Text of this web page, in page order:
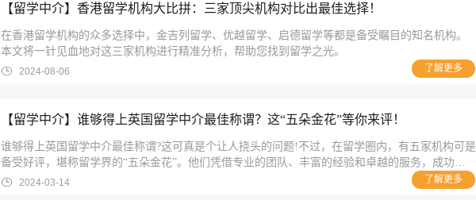
【留学中介】香港留学机构大比拼：三家顶尖机构对比出最佳选择！
在香港留学机构的众多选择中，金吉列留学、优越留学、启德留学等都是备受瞩目的知名机构。
本文将一针见血地对这三家机构进行精准分析，帮助您找到留学之光。
2024-08-06 了解更多
【留学中介】谁够得上英国留学中介最佳称谓？这“五朵金花”等你来评！
谁够得上英国留学中介最佳称谓?这可真是个让人挠头的问题!不过，在留学圈内，有五家机构可是
备受好评，堪称留学界的“五朵金花”。他们凭借专业的团队、丰富的经验和卓越的服务，成功帮
助无数学生实现了留学梦想。现在让我们看看他们到底有何过人之处吧~
2024-03-14 了解更多